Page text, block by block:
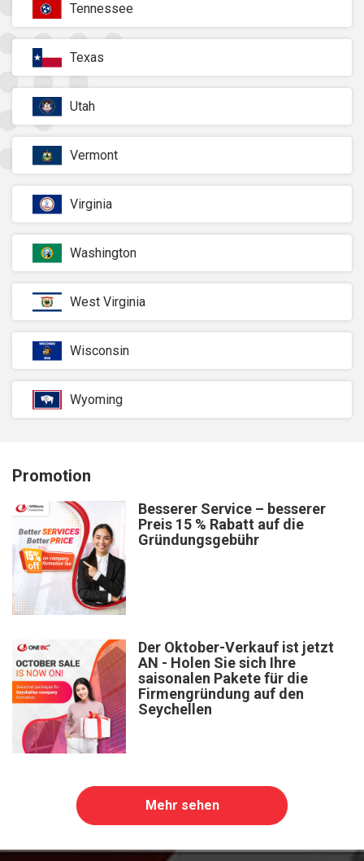
Tennessee
Texas
Utah
Vermont
Virginia
Washington
West Virginia
Wisconsin
Wyoming
Promotion
Besserer Service – besserer
Preis 15 % Rabatt auf die
Gründungsgebühr
Der Oktober-Verkauf ist jetzt
AN - Holen Sie sich Ihre
saisonalen Pakete für die
Firmengründung auf den
Seychellen
Mehr sehen